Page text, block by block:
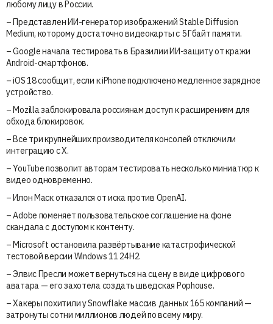
любому лицу в России.
– Представлен ИИ-генератор изображений Stable Diffusion
Medium, которому достаточно видеокарты с 5 Гбайт памяти.
– Google начала тестировать в Бразилии ИИ-защиту от кражи
Android-смартфонов.
– iOS 18 сообщит, если к iPhone подключено медленное зарядное
устройство.
– Mozilla заблокировала россиянам доступ к расширениям для
обхода блокировок.
– Все три крупнейших производителя консолей отключили
интеграцию с X.
– YouTube позволит авторам тестировать несколько миниатюр к
видео одновременно.
– Илон Маск отказался от иска против OpenAI.
– Adobe поменяет пользовательское соглашение на фоне
скандала с доступом к контенту.
– Microsoft остановила развёртывание катастрофической
тестовой версии Windows 11 24H2.
– Элвис Пресли может вернуться на сцену в виде цифрового
аватара — его захотела создать шведская Pophouse.
– Хакеры похитили у Snowflake массив данных 165 компаний —
затронуты сотни миллионов людей по всему миру.